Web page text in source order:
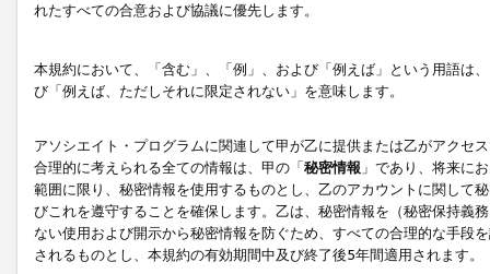
れたすべての合意および協議に優先します。
本規約において、「含む」、「例」、および「例えば」という用語は
び「例えば、ただしそれに限定されない」を意味します。
アソシエイト・プログラムに関連して甲が乙に提供または乙がアクセ
合理的に考えられる全ての情報は、甲の「秘密情報 」であり、将来に
範囲に限り、秘密情報を使用するものとし、乙のアカウントに関して
びこれを遵守することを確保します。乙は、秘密情報を（秘密保持義
ない使用および開示から秘密情報を防ぐため、すべての合理的な手段
されるものとし、本規約の有効期間中及び終了後5年間適用されます。